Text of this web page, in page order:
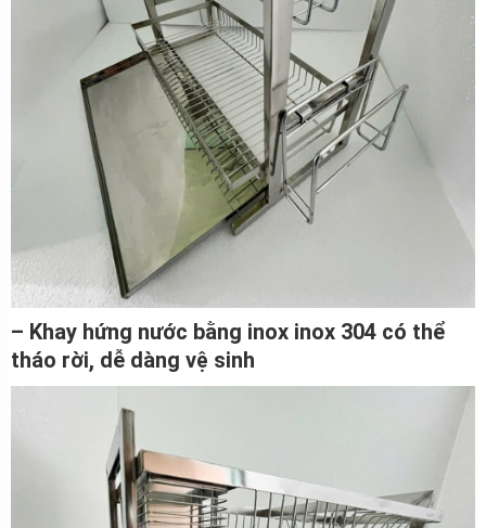
– Khay hứng nước bằng inox inox 304 có thể
tháo rời, dễ dàng vệ sinh